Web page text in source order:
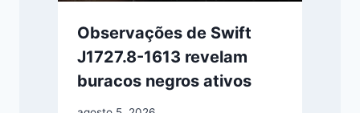
Observações de Swift
J1727.8-1613 revelam
buracos negros ativos